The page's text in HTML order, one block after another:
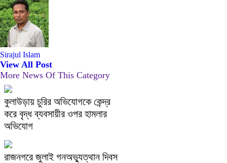
Sirajul Islam
View All Post
More News Of This Category
কুলাউড়ায় চুরির অভিযোগকে কেন্দ্র
করে বৃদ্ধ ব্যবসায়ীর ওপর হামলার
অভিযোগ
রাজনগরে জুলাই গনঅভ্যুত্থান দিবস